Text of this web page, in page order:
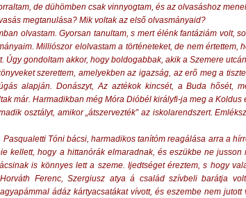
de dühömben csak vinnyogtam, és az olvasáshoz
megtanulása? Mik voltak az első olvasmányaid?
olvastam. Gyorsan tanultam, s mert élénk fantáziám volt,
Milliószor elolvastam a történeteket, de nem értettem,
Úgy gondoltam akkor, hogy boldogabbak, akik a Szemere
szerettem, amelyekben az igazság, az erő meg a
alapján. Donászyt, Az aztékok kincsét, a Buda hősét,
már. Harmadikban még Móra Dióbél királyfi-ja meg a Koldus
osztályt, amikor „átszervezték” az iskolarendszert.
Tóni bácsi, harmadikos tanítóm reagálása arra a
kellett, hogy a hittanórák elmaradnak, és eszükbe ne
is könnyes lett a szeme. Ijedtséget éreztem, s hogy
Ferenc, Szergiusz atya á család szívbeli barátja
ádáz kártyacsatákat vívott, és eszembe nem